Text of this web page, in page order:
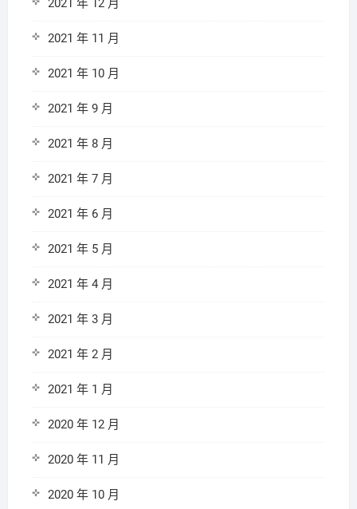
2021 年 12 月
2021 年 11 月
2021 年 10 月
2021 年 9 月
2021 年 8 月
2021 年 7 月
2021 年 6 月
2021 年 5 月
2021 年 4 月
2021 年 3 月
2021 年 2 月
2021 年 1 月
2020 年 12 月
2020 年 11 月
2020 年 10 月